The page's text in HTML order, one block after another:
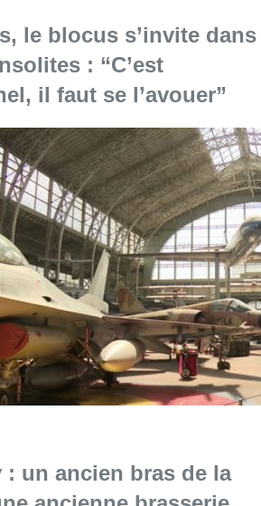
le blocus s’invite dans
: “C’est
il faut se l’avouer”
: un ancien bras de la